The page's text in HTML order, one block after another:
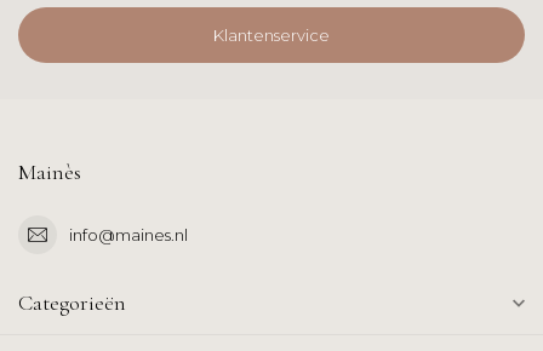
Klantenservice
Mainès
info@maines.nl
Categorieën